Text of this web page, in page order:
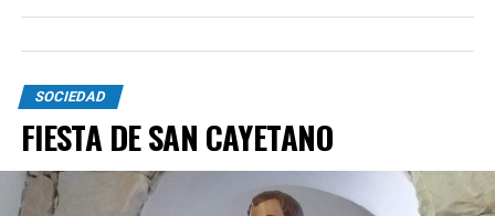
SOCIEDAD
FIESTA DE SAN CAYETANO